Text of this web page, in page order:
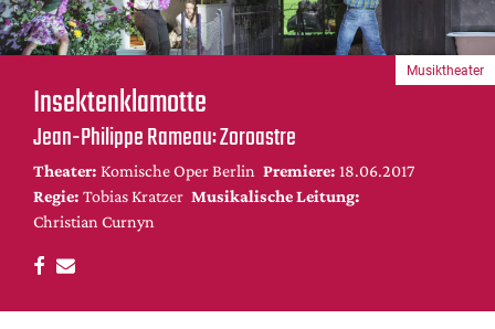
Bühnenwelt
Festivals & Veranstaltungen
Menschen & Theater
Themen
Internationales
Nachrufe
Medientipps
DdB-map
Kalender
Insektenklamotte
Jean-Philippe Rameau: Zoroastre
Theater: Komische Oper Berlin Premiere: 18.06.2017
Regie: Tobias Kratzer Musikalische Leitung:
Christian Curnyn
Musiktheater